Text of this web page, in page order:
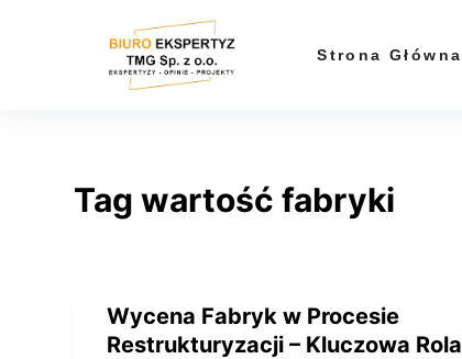
Strona Główna
Tag wartość fabryki
Wycena Fabryk w Procesie
Restrukturyzacji – Kluczowa Rola